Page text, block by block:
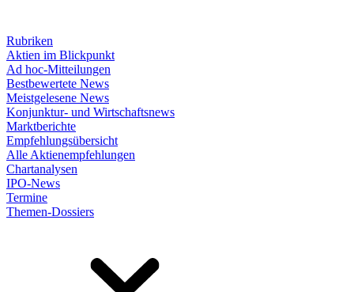
Rubriken
Aktien im Blickpunkt
Ad hoc-Mitteilungen
Bestbewertete News
Meistgelesene News
Konjunktur- und Wirtschaftsnews
Marktberichte
Empfehlungsübersicht
Alle Aktienempfehlungen
Chartanalysen
IPO-News
Termine
Themen-Dossiers